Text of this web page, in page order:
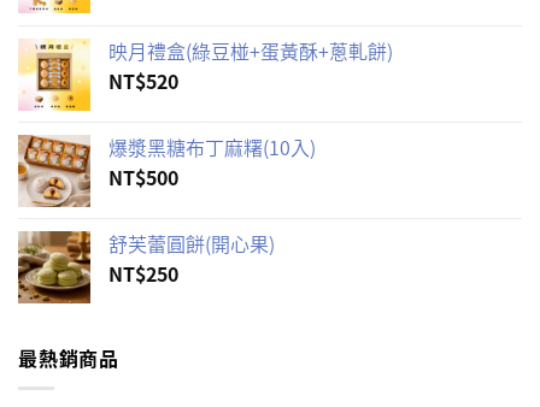
映月禮盒(綠豆椪+蛋黃酥+蔥軋餅)
NT$520
爆漿黑糖布丁麻糬(10入)
NT$500
舒芙蕾圓餅(開心果)
NT$250
最熱銷商品